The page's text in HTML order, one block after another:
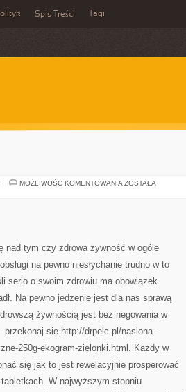
Spis Treści Tagi
MOŻLIWOŚĆ KOMENTOWANIA PIĘLĘGNACJA
ZOSTAŁA
nad tym czy zdrowa żywność w ogóle
na pewno niesłychanie trudno w to
serio o swoim zdrowiu ma obowiązek
Na pewno jedzenie jest dla nas sprawą
żywnością jest bez negowania w
się http://drpelc.pl/nasiona-
250g-ekogram-zielonki.html. Każdy w
się jak to jest rewelacyjnie prosperować
W najwyższym stopniu